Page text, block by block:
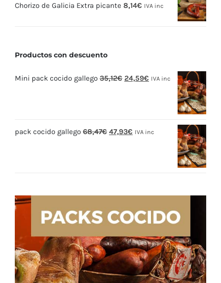
Chorizo de Galicia Extra picante 8,14€ IVA inc
Productos con descuento
Mini pack cocido gallego 35,12€ El
35,12€.
24,59€ El
24,59€.
IVA inc
pack cocido gallego 68,47€ El
47,93€ El
IVA inc